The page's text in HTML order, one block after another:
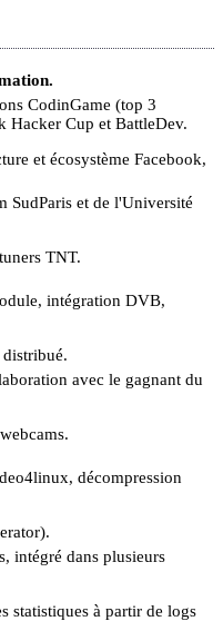
CodinGame (top 3
Hacker Cup et BattleDev.
et écosystème Facebook,
SudParis et de l'Université
TNT.
intégration DVB,
avec le gagnant du
décompression
intégré dans plusieurs
statistiques à partir de logs